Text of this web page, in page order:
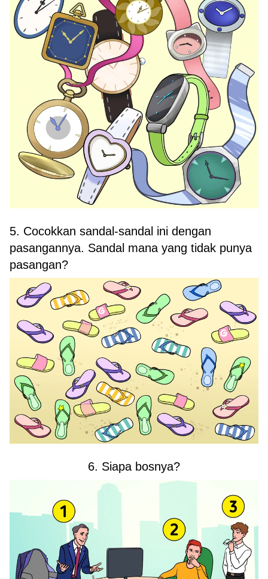
5. Cocokkan sandal-sandal ini dengan
pasangannya. Sandal mana yang tidak punya
pasangan?
6. Siapa bosnya?